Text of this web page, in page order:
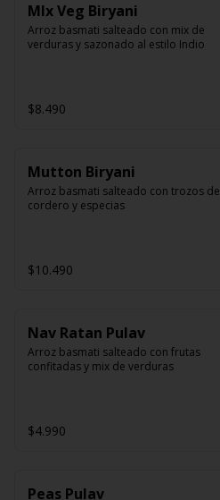
MIx Veg Biryani
Arroz basmati salteado con mix de
verduras y sazonado al estilo Indio
$8.490
Mutton Biryani
Arroz basmati salteado con trozos de
cordero y especias
$10.490
Nav Ratan Pulav
Arroz basmati salteado con frutas
confitadas y mix de verduras
$4.990
Peas Pulav